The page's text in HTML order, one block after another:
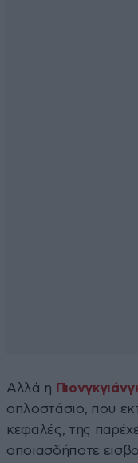
Αλλά η
οπλοστάσιο, που
κεφαλές, της
οποιασδήποτε